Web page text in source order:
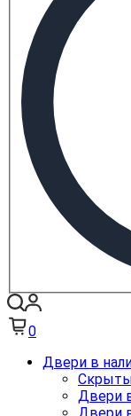
0
Двери в
Двери
Двери